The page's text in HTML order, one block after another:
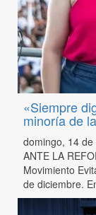
«Siempre
minoría de
domingo, 14
ANTE LA
Movimiento
de diciembre.